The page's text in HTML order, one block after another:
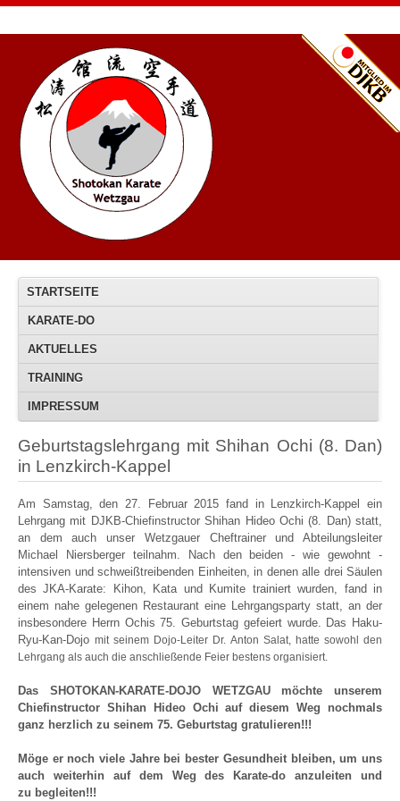
STARTSEITE
KARATE-DO
AKTUELLES
TRAINING
IMPRESSUM
Geburtstagslehrgang mit Shihan Ochi (8. Dan)
in Lenzkirch-Kappel
Am Samstag, den 27. Februar 2015 fand in Lenzkirch-Kappel ein
Lehrgang mit DJKB-Chiefinstructor Shihan Hideo Ochi (8. Dan) statt,
an dem auch unser Wetzgauer Cheftrainer und Abteilungsleiter
Michael Niersberger teilnahm. Nach den beiden - wie gewohnt -
intensiven und schweißtreibenden Einheiten, in denen alle drei Säulen
des JKA-Karate: Kihon, Kata und Kumite trainiert wurden, fand in
einem nahe gelegenen Restaurant eine Lehrgangsparty statt, an der
insbesondere Herrn Ochis 75. Geburtstag gefeiert wurde. Das Haku-
Ryu-Kan-Dojomit seinem Dojo-Leiter Dr. Anton Salat, hatte sowohl den
Lehrgang als auch die anschließende Feier bestens organisiert.
Das SHOTOKAN-KARATE-DOJO WETZGAU möchte unserem
Chiefinstructor Shihan Hideo Ochi auf diesem Weg nochmals
ganz herzlich zu seinem 75. Geburtstag gratulieren!!!
Möge er noch viele Jahre bei bester Gesundheit bleiben, um uns
auch weiterhin auf dem Weg des Karate-do anzuleiten und
zu begleiten!!!